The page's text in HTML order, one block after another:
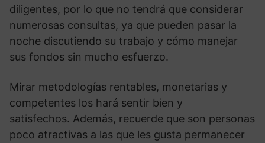
diligentes, por lo que no tendrá que considerar
numerosas consultas, ya que pueden pasar la
noche discutiendo su trabajo y cómo manejar
sus fondos sin mucho esfuerzo.
Mirar metodologías rentables, monetarias y
competentes los hará sentir bien y
satisfechos. Además, recuerde que son personas
poco atractivas a las que les gusta permanecer